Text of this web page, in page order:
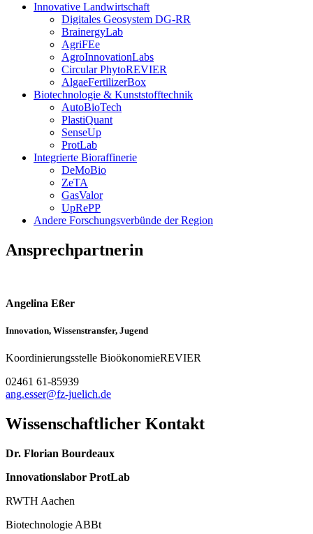
Innovative Landwirtschaft
Digitales Geosystem DG-RR
BrainergyLab
AgriFEe
AgroInnovationLabs
Circular PhytoREVIER
AlgaeFertilizerBox
Biotechnologie & Kunststofftechnik
AutoBioTech
PlastiQuant
SenseUp
ProtLab
Integrierte Bioraffinerie
DeMoBio
ZeTA
GasValor
UpRePP
Andere Forschungsverbünde der Region
Ansprechpartnerin
Angelina Eßer
Innovation, Wissenstransfer, Jugend
Koordinierungsstelle BioökonomieREVIER
02461 61-85939
ang.esser@fz-juelich.de
Wissenschaftlicher Kontakt
Dr. Florian Bourdeaux
Innovationslabor ProtLab
RWTH Aachen
Biotechnologie ABBt